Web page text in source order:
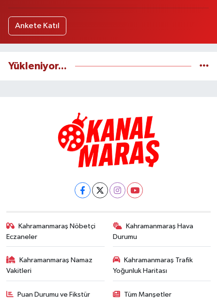
Ankete Katıl
Yükleniyor...
Kahramanmaraş Nöbetçi
Eczaneler
Kahramanmaraş Hava
Durumu
Kahramanmaraş Namaz
Vakitleri
Kahramanmaraş Trafik
Yoğunluk Haritası
Puan Durumu ve Fikstür Tüm Manşetler